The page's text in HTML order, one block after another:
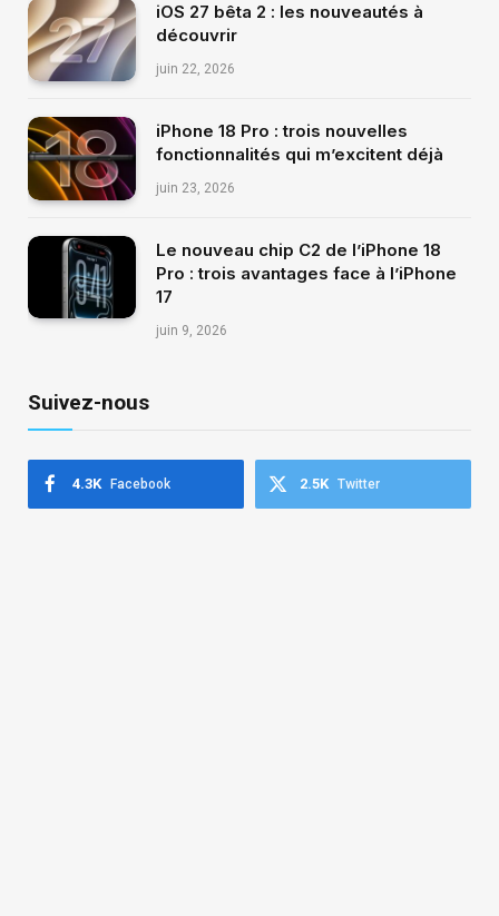
iOS 27 bêta 2 : les nouveautés à
découvrir
juin 22, 2026
iPhone 18 Pro : trois nouvelles
fonctionnalités qui m’excitent déjà
juin 23, 2026
Le nouveau chip C2 de l’iPhone 18
Pro : trois avantages face à l’iPhone
17
juin 9, 2026
Suivez-nous
Facebook
4.3K Twitter
2.5K